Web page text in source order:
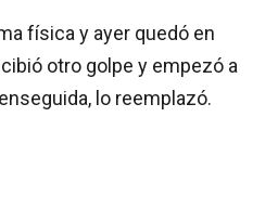
física y ayer quedó en
otro golpe y empezó a
lo reemplazó.